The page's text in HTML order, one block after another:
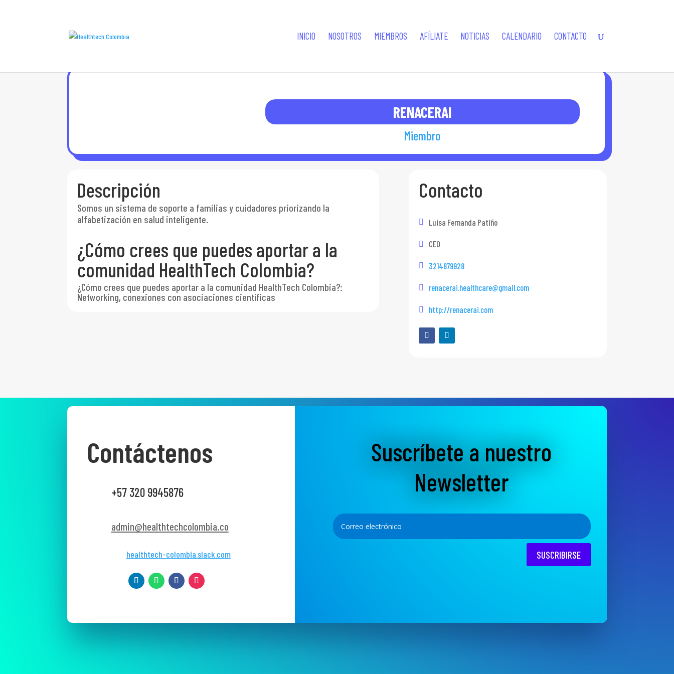
INICIO NOSOTROS MIEMBROS AFÍLIATE NOTICIAS CALENDARIO CONTACTO
RENACERAI
Miembro
Descripción
Somos un sistema de soporte a familias y cuidadores priorizando la
alfabetización en salud inteligente.
¿Cómo crees que puedes aportar a la
comunidad HealthTech Colombia?
¿Cómo crees que puedes aportar a la comunidad HealthTech Colombia?:
Networking, conexiones con asociaciones científicas
Contacto
Luisa Fernanda Patiño
CEO
3214879928
renacerai.healthcare@gmail.com
http://renacerai.com
Contáctenos
+57 320 9945876
admin@healthtechcolombia.co
healthtech-colombia.slack.com
Suscríbete a nuestro
Newsletter
SUSCRIBIRSE